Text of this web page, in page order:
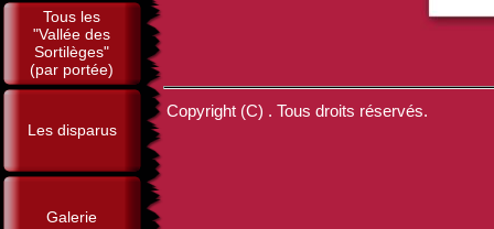
Tous les
"Vallée des
Sortilèges"
(par portée)
Les disparus
Galerie
Copyright (C) . Tous droits réservés.